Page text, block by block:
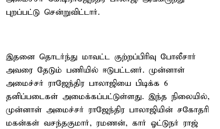
புறப்பட்டு சென்றுவிட்டார்.
இதனை தொடர்ந்து மாவட்ட குற்றப்பிரிவு போலீசார்
அவரை தேடும் பணியில் ஈடுபட்டனர். முன்னாள்
அமைச்சர் ராஜேந்திர பாலாஜியை பிடிக்க 6
தனிப்படைகள் அமைக்கப்பட்டுள்ளது. இந்த நிலையில்,
முன்னாள் அமைச்சர் ராஜேந்திர பாலாஜியின் சகோதரி
மகன்கள் வசந்தகுமார், ரமணன், கார் ஓட்டுநர் ராஜ்